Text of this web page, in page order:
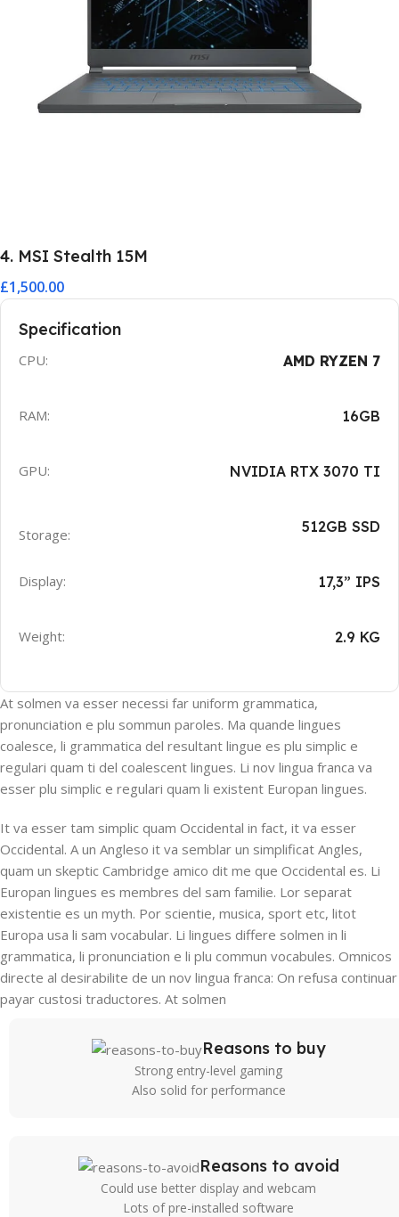
4. MSI Stealth 15M
£1,500.00
Specification
CPU: AMD RYZEN 7
RAM: 16GB
GPU: NVIDIA RTX 3070 TI
Storage: 512GB SSD
Display: 17,3” IPS
Weight: 2.9 KG
At solmen va esser necessi far uniform grammatica,
pronunciation e plu sommun paroles. Ma quande lingues
coalesce, li grammatica del resultant lingue es plu simplic e
regulari quam ti del coalescent lingues. Li nov lingua franca va
esser plu simplic e regulari quam li existent Europan lingues.
It va esser tam simplic quam Occidental in fact, it va esser
Occidental. A un Angleso it va semblar un simplificat Angles,
quam un skeptic Cambridge amico dit me que Occidental es. Li
Europan lingues es membres del sam familie. Lor separat
existentie es un myth. Por scientie, musica, sport etc, litot
Europa usa li sam vocabular. Li lingues differe solmen in li
grammatica, li pronunciation e li plu commun vocabules. Omnicos
directe al desirabilite de un nov lingua franca: On refusa continuar
payar custosi traductores. At solmen
Reasons to buy
Strong entry-level gaming
Also solid for performance
Reasons to avoid
Could use better display and webcam
Lots of pre-installed software